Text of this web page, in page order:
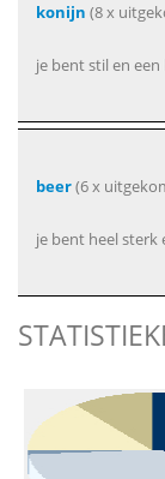
konijn (8 x
je bent stil en
beer(6 x
je bent heel sterk